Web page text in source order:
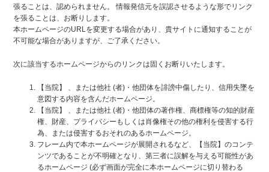
張ることは、認められません。 情報発信元を誤認させるような形でリンク
を張ることは、お断りします。
本ホームページのURLを変更する場合があり、貴サイトに通知することが
不可能な場合がありますが、ご了承ください。
次に該当するホームページからのリンクは固くお断りいたします。
【当院】 、または他社 (者)・他団体を誹謗中傷したり、信用失墜を
意図する内容を含んだホームページ。
【当院】 、または他社 (者)・他団体の著作権、商標権等の知的財産
権、財産、プライバシーもしくは肖像権その他の権利を侵害する行
為、または侵害するおそれのあるホームページ。
フレーム内で本ホームページが展開されるなど、【当院】のコンテ
ンツであることが不明確となり、第三者に誤解を与える可能性があ
るホームページ (必ず画面が完全に本ホームページに切り替わる